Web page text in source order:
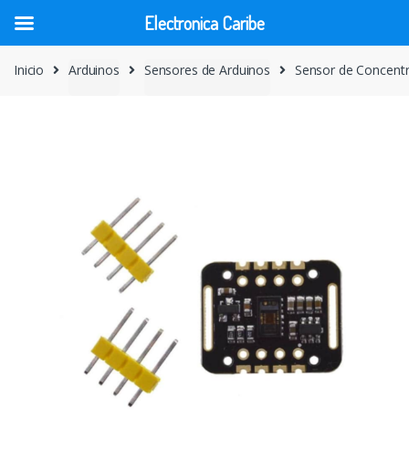
Inicio Arduinos Sensores de Arduinos Sensor de
Electronica Caribe